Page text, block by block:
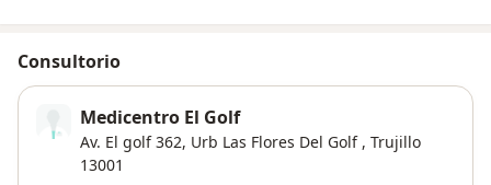
Consultorio
Medicentro El Golf
Av. El golf 362, Urb Las Flores Del Golf , Trujillo
13001